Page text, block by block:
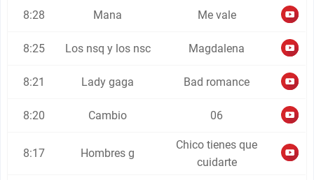
8:28 Mana Me vale
8:25 Los nsq y los nsc Magdalena
8:21 Lady gaga Bad romance
8:20 Cambio 06
8:17 Hombres g
Chico tienes que
cuidarte